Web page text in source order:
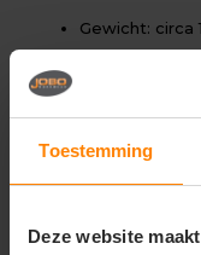
Toestemming
Deze website
Gewicht: circa
Pasvorm:
Kraag:
Manchetten: